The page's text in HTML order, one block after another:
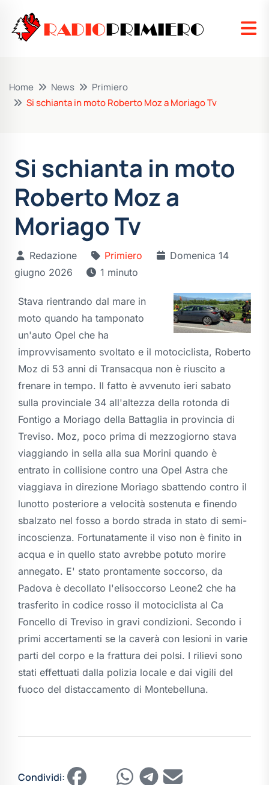
RADIOPRIMIERO
Home News
Primiero
Si schianta in moto Roberto Moz a Moriago Tv
Si schianta in moto
Roberto Moz a
Moriago Tv
Redazione Primiero
Domenica 14
giugno 2026
1 minuto
Stava rientrando dal mare in
moto quando ha tamponato
un'auto Opel che ha
improvvisamento svoltato e il motociclista, Roberto
Moz di 53 anni di Transacqua non è riuscito a
frenare in tempo. Il fatto è avvenuto ieri sabato
sulla provinciale 34 all'altezza della rotonda di
Fontigo a Moriago della Battaglia in provincia di
Treviso. Moz, poco prima di mezzogiorno stava
viaggiando in sella alla sua Morini quando è
entrato in collisione contro una Opel Astra che
viaggiava in direzione Moriago sbattendo contro il
lunotto posteriore a velocità sostenuta e finendo
sbalzato nel fosso a bordo strada in stato di semi-
incoscienza. Fortunatamente il viso non è finito in
acqua e in quello stato avrebbe potuto morire
annegato. E' stato prontamente soccorso, da
Padova è decollato l'elisoccorso Leone2 che ha
trasferito in codice rosso il motociclista al Ca
Foncello di Treviso in gravi condizioni. Secondo i
primi accertamenti se la caverà con lesioni in varie
parti del corpo e la frattura dei polsi. I rilievi sono
stati effettuati dalla polizia locale e dai vigili del
fuoco del distaccamento di Montebelluna.
Condividi: